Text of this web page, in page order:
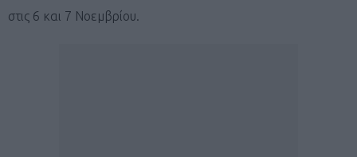
στις 6 και 7 Νοεμβρίου.